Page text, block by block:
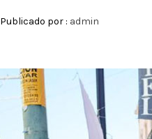
Publicado por : admin